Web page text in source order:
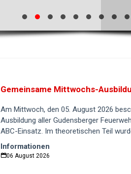
Gemeinsame Mittwochs-
Am Mittwoch, den 05. August 2026
Ausbildung aller Gudensberger
ABC-Einsatz. Im theoretischen Teil
Informationen
06 August 2026